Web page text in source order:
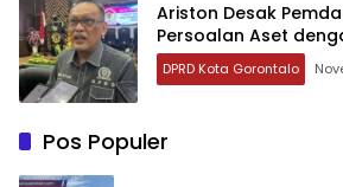
Ariston Desak
Persoalan Aset
DPRD Kota Gorontalo
Pos Populer